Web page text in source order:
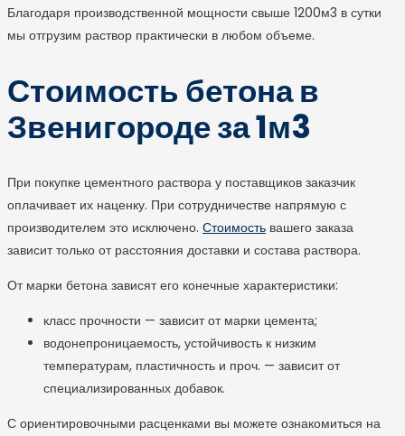
Благодаря производственной мощности свыше 1200м3 в сутки
мы отгрузим раствор практически в любом объеме.
Стоимость бетона в
Звенигороде за 1м3
При покупке цементного раствора у поставщиков заказчик
оплачивает их наценку. При сотрудничестве напрямую с
производителем это исключено. Стоимость вашего заказа
зависит только от расстояния доставки и состава раствора.
От марки бетона зависят его конечные характеристики:
класс прочности — зависит от марки цемента;
водонепроницаемость, устойчивость к низким
температурам, пластичность и проч. — зависит от
специализированных добавок.
С ориентировочными расценками вы можете ознакомиться на